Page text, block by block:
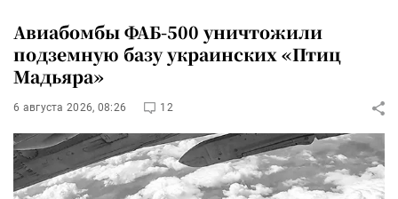
Авиабомбы ФАБ-500 уничтожили
подземную базу украинских «Птиц
Мадьяра»
6 августа 2026, 08:26 12